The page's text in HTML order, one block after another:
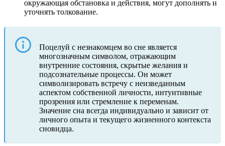
окружающая обстановка и действия, могут дополнять и
уточнять толкование.
Поцелуй с незнакомцем во сне является
многозначным символом, отражающим
внутренние состояния, скрытые желания и
подсознательные процессы. Он может
символизировать встречу с неизведанным
аспектом собственной личности, интуитивные
прозрения или стремление к переменам.
Значение сна всегда индивидуально и зависит от
личного опыта и текущего жизненного контекста
сновидца.